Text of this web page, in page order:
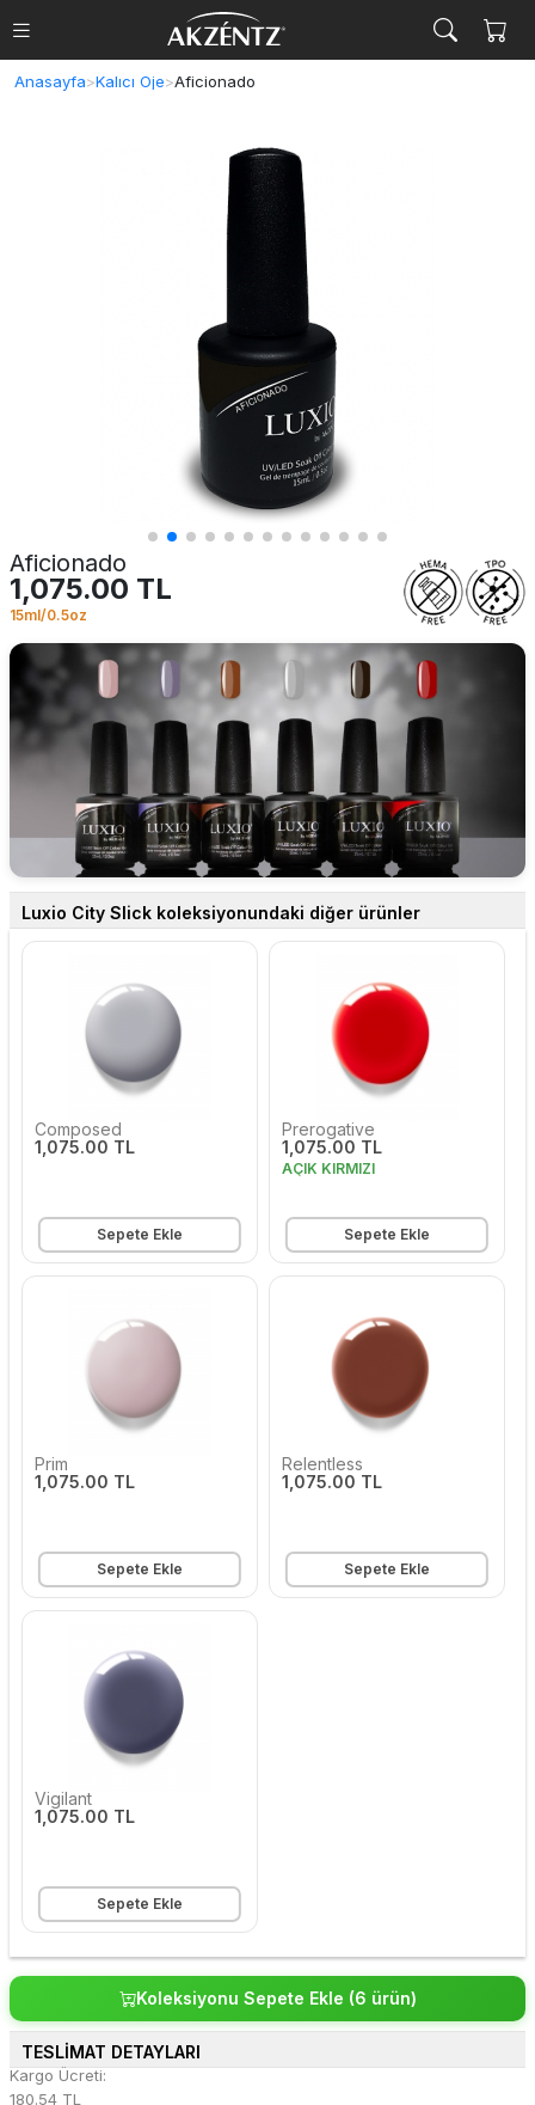
Anasayfa>Kalıcı Oje>Aficionado
Aficionado
1,075.00 TL
15ml/0.5oz
Luxio City Slick koleksiyonundaki diğer ürünler
Composed
1,075.00 TL
Sepete Ekle
Prerogative
1,075.00 TL
AÇIK KIRMIZI
Sepete Ekle
Prim
1,075.00 TL
Sepete Ekle
Relentless
1,075.00 TL
Sepete Ekle
Vigilant
1,075.00 TL
Sepete Ekle
Koleksiyonu Sepete Ekle (6 ürün)
TESLİMAT DETAYLARI
Kargo Ücreti:
180.54 TL